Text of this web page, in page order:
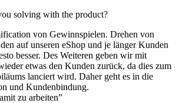
solving with the product?
von Gewinnspielen. Drehen von
auf unseren eShop und je länger Kunden
besser. Des Weiteren geben wir mit
etwas den Kunden zurück, da dies zum
lanciert wird. Daher geht es in die
und Kundenbindung.
zu arbeiten”